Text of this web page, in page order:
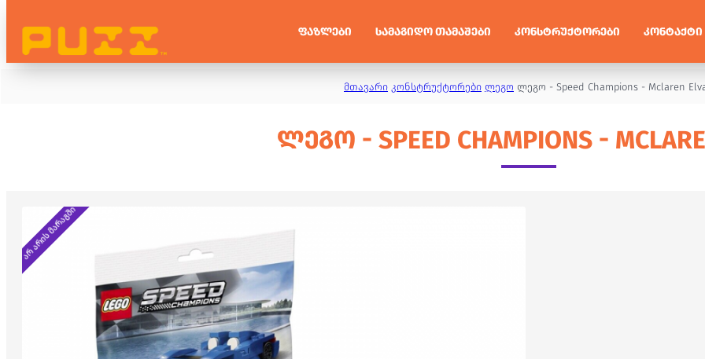
ᲤᲐᲖᲚᲔᲑᲘ ᲡᲐᲛᲐᲒᲘᲓᲝ ᲗᲐᲛᲐᲨᲔᲑᲘ ᲙᲝᲜᲡᲢᲠᲣᲥᲢᲝᲠᲔᲑᲘ ᲙᲝᲜᲢᲐᲥᲢᲘ
მთავარი კონსტრუქტორები ლეგო ლეგო - Speed Champions - Mclaren
ᲚᲔᲒᲝ - SPEED CHAMPIONS -
არ არის მარაგში